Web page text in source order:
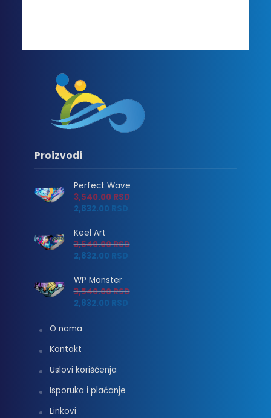
Proizvodi
Perfect Wave
3,540.00RSD
2,832.00 RSD
Keel Art
3,540.00RSD
2,832.00 RSD
WP Monster
3,540.00RSD
2,832.00 RSD
O nama
Kontakt
Uslovi korišćenja
Isporuka i plaćanje
Linkovi